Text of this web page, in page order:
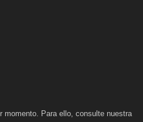
momento. Para ello, consulte nuestra